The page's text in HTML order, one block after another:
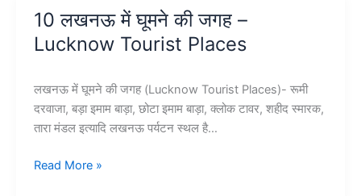
10 लखनऊ में घूमने की जगह –
Lucknow Tourist Places
लखनऊ में घूमने की जगह (Lucknow Tourist Places)- रूमी
दरवाजा, बड़ा इमाम बाड़ा, छोटा इमाम बाड़ा, क्लोक टावर, शहीद स्मारक,
तारा मंडल इत्यादि लखनऊ पर्यटन स्थल है…
10
Read More »